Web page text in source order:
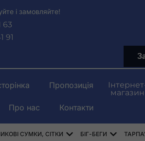
і замовляйте!
63
91
Пропозиція
Про нас Контакти
магазин
СУМКИ, СІТКИ Відкрити WORKI
БІГ-БЕГИ